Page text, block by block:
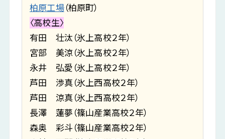
柏原工場（柏原町）
〈高校生〉
有田 壮汰（氷上高校２年）
宮部 美涼（氷上高校２年）
永井 弘愛（氷上高校２年）
芦田 渉真（氷上西高校２年）
芦田 涼真（氷上西高校２年）
長澤 蓮夢（篠山産業高校２年）
森奥 彩斗（篠山産業高校２年）